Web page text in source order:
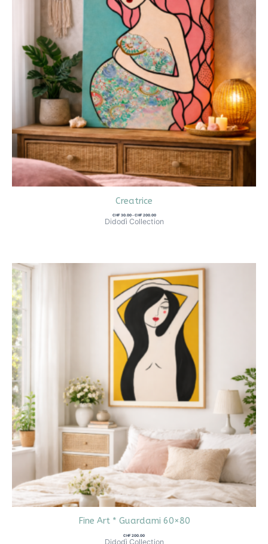
Creatrice
CHF 30.00 - CHF 200.00
Didodì Collection
Fine Art * Guardami 60×80
CHF 200.00
Didodì Collection